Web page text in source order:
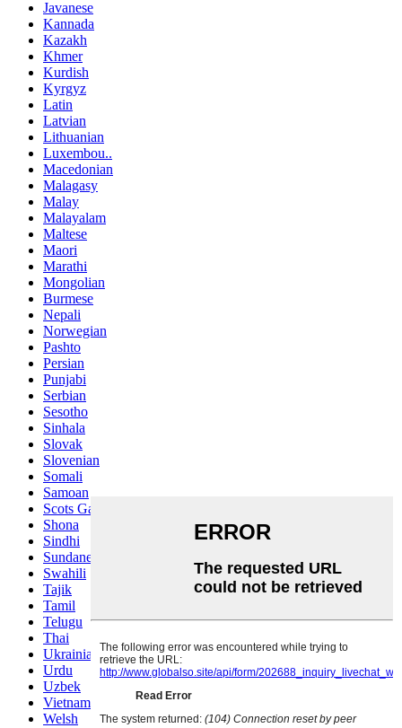
Javanese
Kannada
Kazakh
Khmer
Kurdish
Kyrgyz
Latin
Latvian
Lithuanian
Luxembou..
Macedonian
Malagasy
Malay
Malayalam
Maltese
Maori
Marathi
Mongolian
Burmese
Nepali
Norwegian
Pashto
Persian
Punjabi
Serbian
Sesotho
Sinhala
Slovak
Slovenian
Somali
Samoan
Scots Gaelic
Shona
Sindhi
Sundanese
Swahili
Tajik
Tamil
Telugu
Thai
Ukrainian
Urdu
Uzbek
Vietnamese
Welsh